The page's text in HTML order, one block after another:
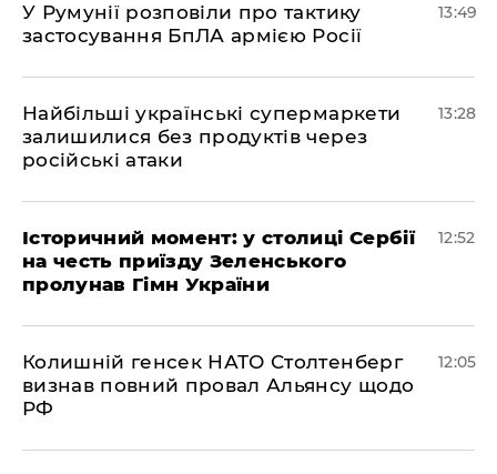
У Румунії розповіли про тактику
застосування БпЛА армією Росії
13:49
Найбільші українські супермаркети
залишилися без продуктів через
російські атаки
13:28
Історичний момент: у столиці Сербії
на честь приїзду Зеленського
пролунав Гімн України
12:52
Колишній генсек НАТО Столтенберг
визнав повний провал Альянсу щодо
РФ
12:05